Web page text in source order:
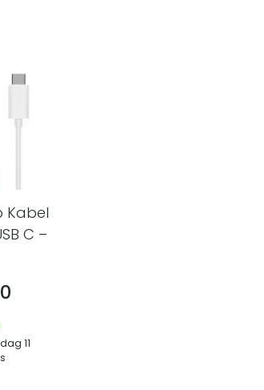
Kabel
C –
11